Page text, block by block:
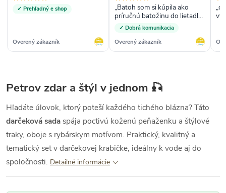
✓ Prehľadný e shop
Overený zákazník
„Batoh som si kúpila ako
príručnú batožinu do lietadla,
kôli rozmerom. Uvidím, či aj
niečo vydrží, takže nemôžem
hodnotiť kvalitu.“
✓ Dobrá komunikacia
Overený zákazník
Petrov zdar a štýl v jednom 🎣
Hľadáte úlovok, ktorý poteší každého tichého blázna? Táto
darčeková sada spája poctivú koženú peňaženku a štýlové
traky, oboje s rybárskym motívom. Praktický, kvalitný a
tematický set v darčekovej krabičke, ideálny k vode aj do
spoločnosti. Detailné informácie